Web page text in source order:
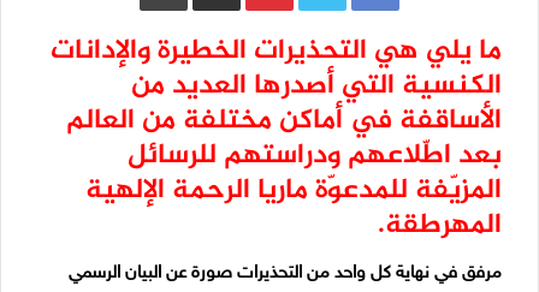
ما يلي هي التحذيرات الخطيرة والإدانات
الكنسية التي أصدرها العديد من
الأساقفة في أماكن مختلفة من العالم
بعد اطّلاعهم ودراستهم للرسائل
المزيّفة للمدعوّة ماريا الرحمة الإلهية
المهرطقة.
مرفق في نهاية كل واحد من التحذيرات صورة عن البيان الرسمي